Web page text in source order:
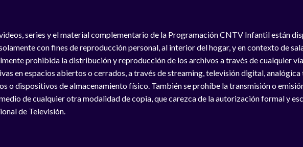
series y el material complementario de la Programación CNTV Infantil están
con fines de reproducción personal, al interior del hogar, y en contexto de
prohibida la distribución y reproducción de los archivos a través de cualquier
en espacios abiertos o cerrados, a través de streaming, televisión digital,
o dispositivos de almacenamiento físico. También se prohíbe la transmisión o
de cualquier otra modalidad de copia, que carezca de la autorización formal y
de Televisión.